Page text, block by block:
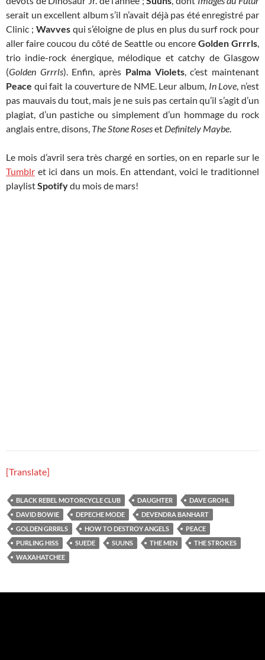
serait un excellent album s’il n’avait déjà pas été enregistré par
Clinic ; Wavvesqui s’éloigne de plus en plus du surf rock pour
aller faire coucou du côté de Seattle ou encore Golden Grrrls,
trio indie-rock énergique, mélodique et catchy de Glasgow
(Golden Grrrls). Enfin, après Palma Violets, c’est maintenant
Peace qui fait la couverture de NME. Leur album, In Love, n’est
pas mauvais du tout, mais je ne suis pas certain qu’il s’agit d’un
plagiat, d’un pastiche ou simplement d’un hommage du rock
anglais entre, disons, The Stone Roseset Definitely Maybe.
Le mois d’avril sera très chargé en sorties, on en reparle sur le
Tumblr et ici dans un mois. En attendant, voici le traditionnel
playlistSpotifydu mois de mars!
[Translate]
BLACK REBEL MOTORCYCLE CLUB DAUGHTER
DAVE GROHL
DAVID BOWIE
DEPECHE MODE
DEVENDRA BANHART
GOLDEN GRRRLS
HOW TO DESTROY ANGELS
PEACE
PURLING HISS
SUEDE SUUNS THE MEN
THE STROKES
WAXAHATCHEE